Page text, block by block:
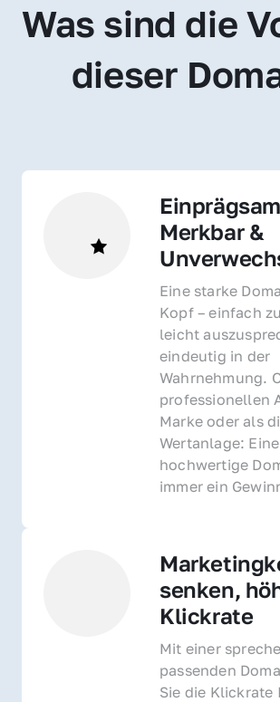
Was sind die
dieser
Merkbar &
Eine starke
Kopf – einfach
leicht
eindeutig in der
Wahrnehmung.
professionellen
Marke oder als
Wertanlage: Eine
hochwertige
immer ein
senken,
Klickrate
Mit einer
passenden
Sie die Klickrate